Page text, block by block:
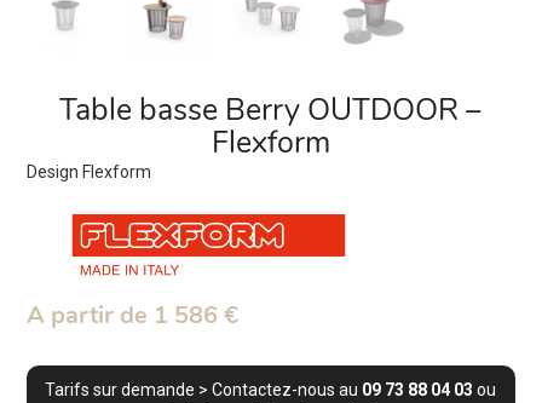
Table basse Berry OUTDOOR –
Flexform
Design Flexform
A partir de 1 586 €
Tarifs sur demande > Contactez-nous au 09 73 88 04 03 ou